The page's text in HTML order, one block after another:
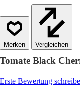
Vergleichen
Tomate Black
Erste Bewertung